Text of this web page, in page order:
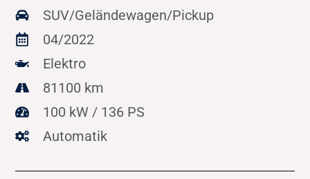
SUV/Geländewagen/Pickup
04/2022
Elektro
81100 km
100 kW / 136 PS
Automatik